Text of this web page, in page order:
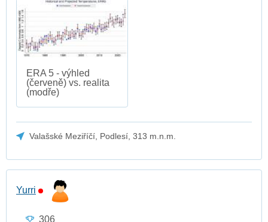
ERA 5 - výhled
(červeně) vs. realita
(modře)
Valašské Meziříčí, Podlesí, 313 m.n.m.
Yurri
306